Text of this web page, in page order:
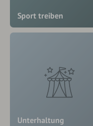
Sport treiben
Unterhaltung